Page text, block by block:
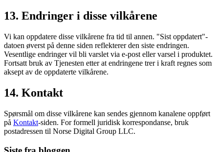
13. Endringer i disse vilkårene
Vi kan oppdatere disse vilkårene fra tid til annen. "Sist oppdatert"-
datoen øverst på denne siden reflekterer den siste endringen.
Vesentlige endringer vil bli varslet via e-post eller varsel i produktet.
Fortsatt bruk av Tjenesten etter at endringene trer i kraft regnes som
aksept av de oppdaterte vilkårene.
14. Kontakt
Spørsmål om disse vilkårene kan sendes gjennom kanalene oppført
på Kontakt-siden. For formell juridisk korrespondanse, bruk
postadressen til Norse Digital Group LLC.